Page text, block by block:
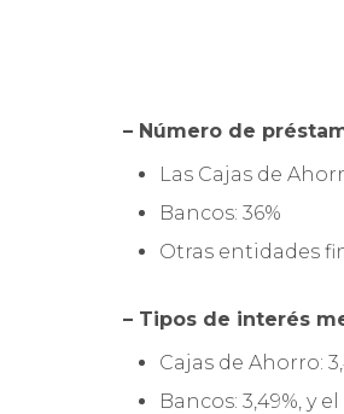
– Número de
Las Cajas de
Bancos: 36%
Otras entidades
– Tipos de interés
Cajas de Ahorro:
Bancos: 3,49%, y